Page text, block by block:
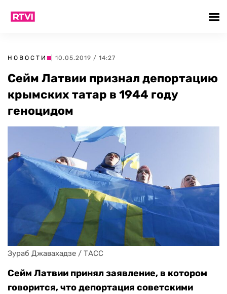
НОВОСТИ | 10.05.2019 / 14:27
Сейм Латвии признал депортацию
крымских татар в 1944 году
геноцидом
Зураб Джавахадзе / ТАСС
Сейм Латвии принял заявление, в котором
говорится, что депортация советскими